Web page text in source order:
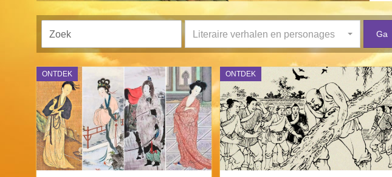
Literaire verhalen en personages
ONTDEK ONTDEK